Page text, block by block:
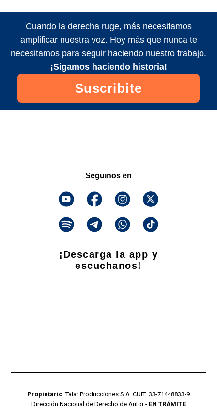
Cuando la derecha ruge, más necesitamos
amplificar nuestra voz. Hoy más que nunca te
necesitamos para seguir haciendo nuestro trabajo.
¡Sigamos haciendo historia!
Suscribite
Seguinos en
¡Descarga la app y
escuchanos!
Propietario: Talar Producciones S.A. CUIT: 33-71448833-9
Dirección Nacional de Derecho de Autor - EN TRÁMITE